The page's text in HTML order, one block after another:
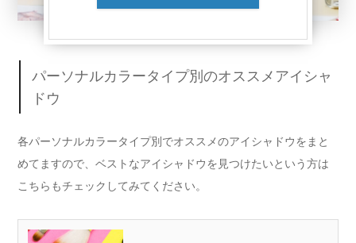
パーソナルカラータイプ別のオススメアイシャ
ドウ
各パーソナルカラータイプ別でオススメのアイシャドウをまと
めてますので、ベストなアイシャドウを見つけたいという方は
こちらもチェックしてみてください。